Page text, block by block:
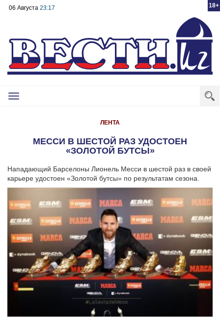
18+
06 Августа 23:17
Toggle
ЛЕНТА
МЕССИ В ШЕСТОЙ РАЗ УДОСТОЕН
«ЗОЛОТОЙ БУТСЫ»
Нападающий Барселоны Лионель Месси в шестой раз в своей
карьере удостоен «Золотой бутсы» по результатам сезона.